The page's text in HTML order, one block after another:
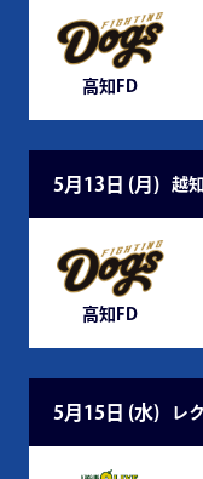
高知FD
5月13日 (月 ) 越知
高知FD
5月15日 (水) レ